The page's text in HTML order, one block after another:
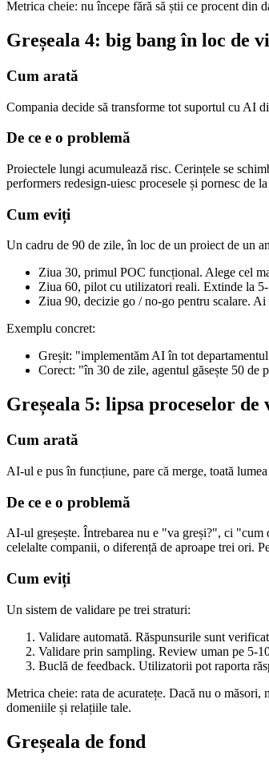
Metrica cheie: nu începe fără să știi ce procent din
Greșeala 4: big bang în loc de
Cum arată
Compania decide să transforme tot suportul cu AI
De ce e o problemă
Proiectele lungi acumulează risc. Cerințele se
performers redesign-uiesc procesele și pornesc de
Cum eviți
Un cadru de 90 de zile, în loc de un proiect de un
Ziua 30, primul POC funcțional. Alege cel
Ziua 60, pilot cu utilizatori reali. Extinde la
Ziua 90, decizie go / no-go pentru scalare.
Exemplu concret:
Greșit: "implementăm AI în tot
Corect: "în 30 de zile, agentul găsește 50
Greșeala 5: lipsa proceselor de
Cum arată
AI-ul e pus în funcțiune, pare că merge, toată
De ce e o problemă
AI-ul greșește. Întrebarea nu e "va greși?", ci "cum
celelalte companii, o diferență de aproape trei ori.
Cum eviți
Un sistem de validare pe trei straturi:
Validare automată. Răspunsurile sunt
Validare prin sampling. Review uman pe 5-
Buclă de feedback. Utilizatorii pot raporta
Metrica cheie: rata de acuratețe. Dacă nu o
domeniile și relațiile tale.
Greșeala de fond